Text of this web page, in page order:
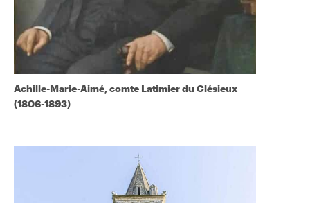
Achille-Marie-Aimé, comte Latimier du Clésieux
(1806-1893)